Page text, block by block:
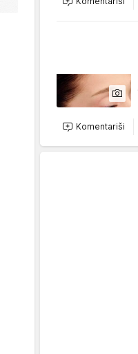
Komentariši